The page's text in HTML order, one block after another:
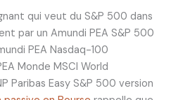
qui veut du S&P 500 dans
par un Amundi PEA S&P 500
PEA Nasdaq-100
Monde MSCI World
Paribas Easy S&P 500 version